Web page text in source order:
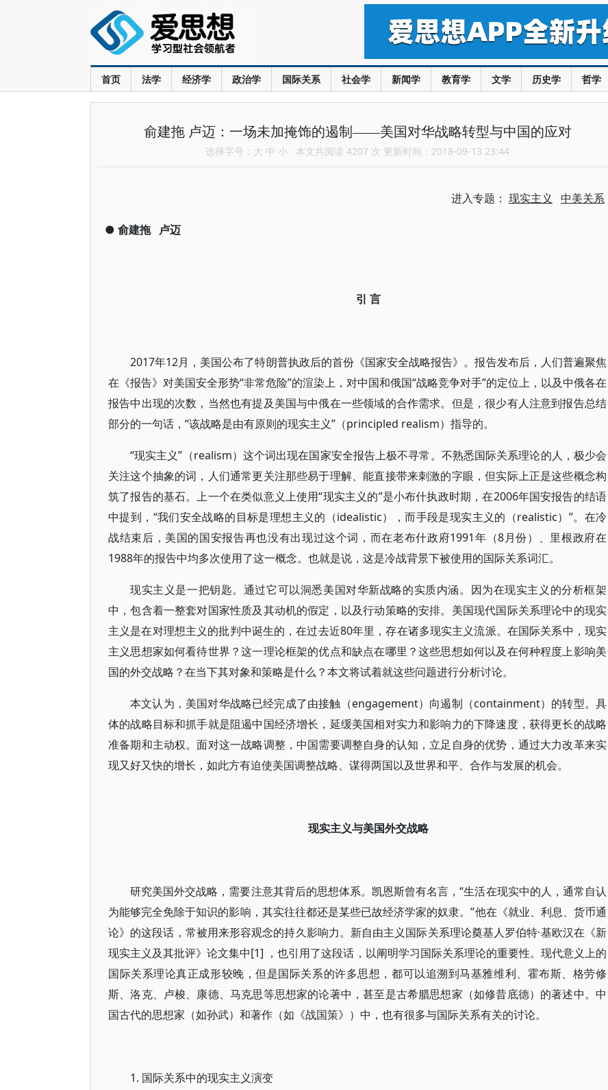
首页 法学 经济学 政治学 国际关系 社会学 新闻学 教育学 文学 历史学 哲学
俞建拖 卢迈：一场未加掩饰的遏制——美国对华战略转型与中国的应对
选择字号： 大 中 小 本文共阅读 4207 次 更新时间：2018-09-13 23:44
进入专题： 现实主义 中美关系
● 俞建拖 卢迈
引 言
2017年12月，美国公布了特朗普执政后的首份《国家安全战略报告》。报告发布后，人们普遍聚焦
在《报告》对美国安全形势“非常危险”的渲染上，对中国和俄国“战略竞争对手”的定位上，以及中俄各在
报告中出现的次数，当然也有提及美国与中俄在一些领域的合作需求。但是，很少有人注意到报告总结
部分的一句话，“该战略是由有原则的现实主义”（principled realism）指导的。
“现实主义”（realism）这个词出现在国家安全报告上极不寻常。不熟悉国际关系理论的人，极少会
关注这个抽象的词，人们通常更关注那些易于理解、能直接带来刺激的字眼，但实际上正是这些概念构
筑了报告的基石。上一个在类似意义上使用“现实主义的”是小布什执政时期，在2006年国安报告的结语
中提到，“我们安全战略的目标是理想主义的（idealistic），而手段是现实主义的（realistic）”。在冷
战结束后，美国的国安报告再也没有出现过这个词，而在老布什政府1991年（8月份）、里根政府在
1988年的报告中均多次使用了这一概念。也就是说，这是冷战背景下被使用的国际关系词汇。
现实主义是一把钥匙。通过它可以洞悉美国对华新战略的实质内涵。因为在现实主义的分析框架
中，包含着一整套对国家性质及其动机的假定，以及行动策略的安排。美国现代国际关系理论中的现实
主义是在对理想主义的批判中诞生的，在过去近80年里，存在诸多现实主义流派。在国际关系中，现实
主义思想家如何看待世界？这一理论框架的优点和缺点在哪里？这些思想如何以及在何种程度上影响美
国的外交战略？在当下其对象和策略是什么？本文将试着就这些问题进行分析讨论。
本文认为，美国对华战略已经完成了由接触（engagement）向遏制（containment）的转型。具
体的战略目标和抓手就是阻遏中国经济增长，延缓美国相对实力和影响力的下降速度，获得更长的战略
准备期和主动权。面对这一战略调整，中国需要调整自身的认知，立足自身的优势，通过大力改革来实
现又好又快的增长，如此方有迫使美国调整战略、谋得两国以及世界和平、合作与发展的机会。
现实主义与美国外交战略
研究美国外交战略，需要注意其背后的思想体系。凯恩斯曾有名言，“生活在现实中的人，通常自认
为能够完全免除于知识的影响，其实往往都还是某些已故经济学家的奴隶。”他在《就业、利息、货币通
论》的这段话，常被用来形容观念的持久影响力。新自由主义国际关系理论奠基人罗伯特·基欧汉在《新
现实主义及其批评》论文集中[1] ，也引用了这段话，以阐明学习国际关系理论的重要性。现代意义上的
国际关系理论真正成形较晚，但是国际关系的许多思想，都可以追溯到马基雅维利、霍布斯、格劳修
斯、洛克、卢梭、康德、马克思等思想家的论著中，甚至是古希腊思想家（如修昔底德）的著述中。中
国古代的思想家（如孙武）和著作（如《战国策》）中，也有很多与国际关系有关的讨论。
1. 国际关系中的现实主义演变